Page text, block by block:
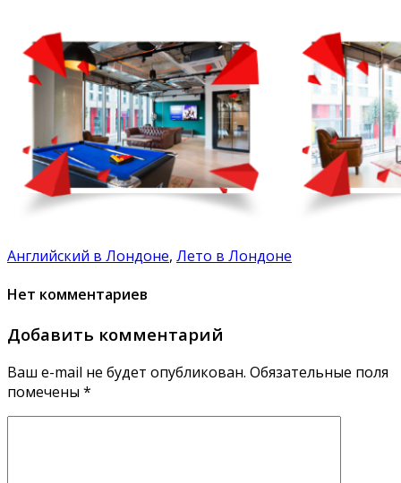
Английский в Лондоне, Лето в Лондоне
Нет комментариев
Добавить комментарий
Ваш e-mail не будет опубликован. Обязательные поля
помечены *